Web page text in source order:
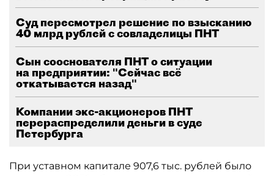
Суд пересмотрел решение по взысканию
40 млрд рублей с совладелицы ПНТ
Сын сооснователя ПНТ о ситуации
на предприятии: "Сейчас всё
откатывается назад"
Компании экс-акционеров ПНТ
перераспределили деньги в суде
Петербурга
При уставном капитале 907,6 тыс. рублей было